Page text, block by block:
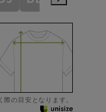
の目安となります。